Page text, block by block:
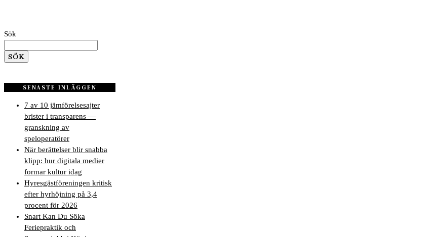
Sök
SÖK
SENASTE INLÄGGEN
7 av 10 jämförelsesajter
brister i transparens —
granskning av
speloperatörer
När berättelser blir snabba
klipp: hur digitala medier
formar kultur idag
Hyresgästföreningen kritisk
efter hyrhöjning på 3,4
procent för 2026
Snart Kan Du Söka
Feriepraktik och